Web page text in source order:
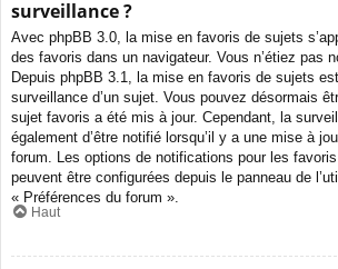
surveillance ?
Avec phpBB 3.0, la mise en favoris de sujets
des favoris dans un navigateur. Vous n’étiez pas
Depuis phpBB 3.1, la mise en favoris de sujets
surveillance d’un sujet. Vous pouvez désormais
sujet favoris a été mis à jour. Cependant, la
également d’être notifié lorsqu’il y a une mise à
forum. Les options de notifications pour les
peuvent être configurées depuis le panneau de
« Préférences du forum ».
Haut